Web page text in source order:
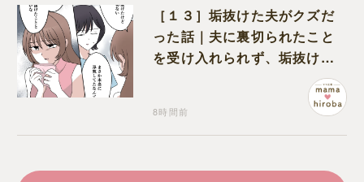
［１３］垢抜けた夫がクズだ
った話｜夫に裏切られたこと
を受け入れられず、垢抜けた
ことが関係しているのかと嘆
8時間前